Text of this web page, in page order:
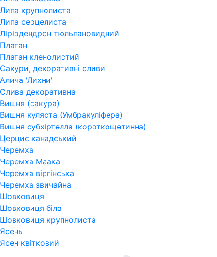
Липа крупнолиста
Липа серцелиста
Ліріодендрон тюльпановидний
Платан
Платан кленолистий
Сакури, декоративні сливи
Алича 'Лихни'
Слива декоративна
Вишня (сакура)
Вишня куляста (Умбракуліфера)
Вишня субхіртелла (короткощетинна)
Церцис канадський
Черемха
Черемха Маака
Черемха віргінська
Черемха звичайна
Шовковиця
Шовковиця біла
Шовковиця крупнолиста
Ясень
Ясен квітковий